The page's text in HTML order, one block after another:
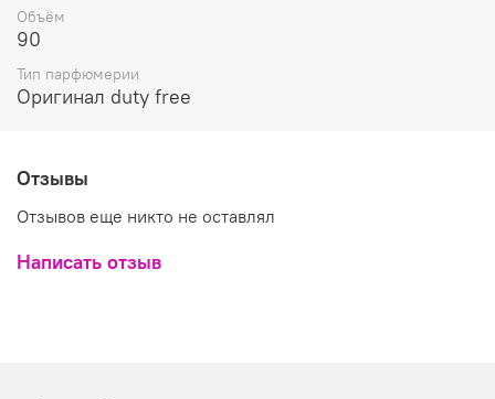
Объём
90
Тип парфюмерии
Оригинал duty free
Отзывы
Отзывов еще никто не оставлял
Написать отзыв